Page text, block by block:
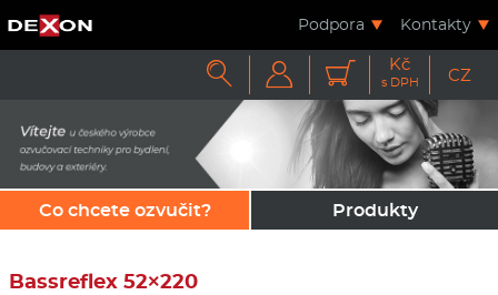
Podpora Kontakty
   Kč
s DPH CZ
Co chcete ozvučit? Produkty
Bassreflex 52×220